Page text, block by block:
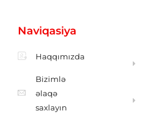
r
a
o
k
Naviqasiya
Haqqımızda
Bizimlə
əlaqə
saxlayın